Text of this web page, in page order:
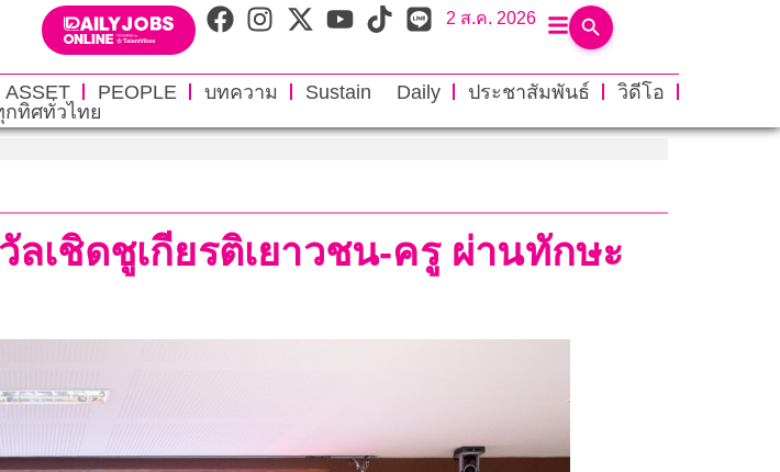
2 ส.ค. 2026
ASSET PEOPLE บทความ Sustain Daily ประชาสัมพันธ์
วิดีโอ
กทิศทั่วไทย
เชิดชูเกียรติเยาวชน-ครู ผ่านทักษะ